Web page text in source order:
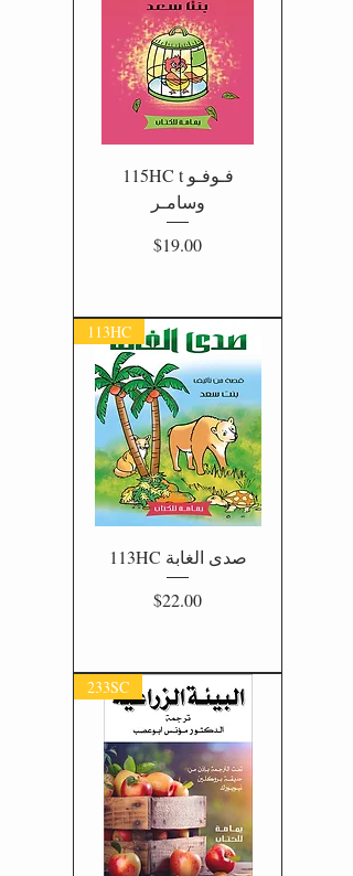
115HC t فـوفـو
وسامـر
Price
$19.00
113HC
113HC صدى الغابة
Price
$22.00
233SC